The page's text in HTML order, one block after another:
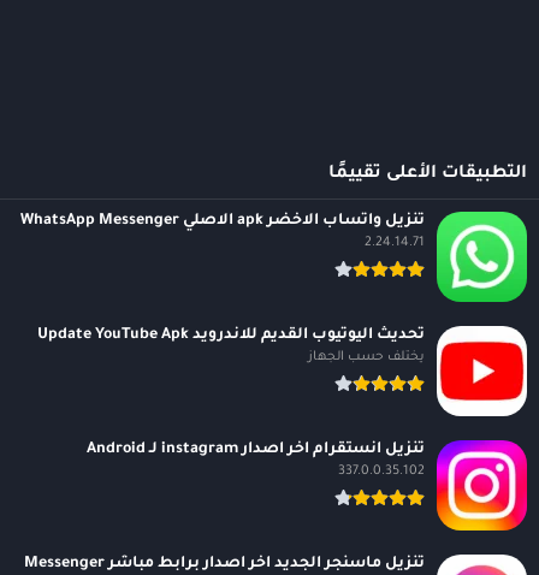
التطبيقات الأعلى تقييمًا
تنزيل واتساب الاخضر apk الاصلي WhatsApp Messenger
2.24.14.71
تحديث اليوتيوب القديم للاندرويد Update YouTube Apk
يختلف حسب الجهاز
تنزيل انستقرام اخر اصدار instagram لـ Android
337.0.0.35.102
تنزيل ماسنجر الجديد اخر اصدار برابط مباشر Messenger